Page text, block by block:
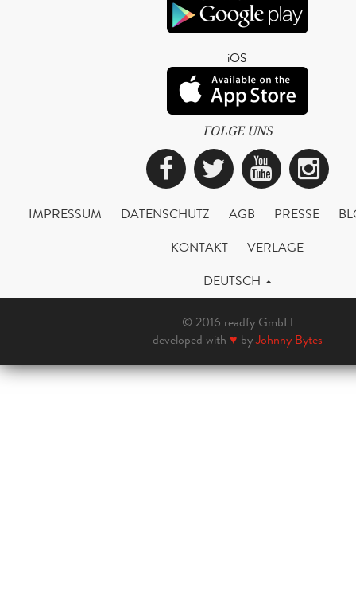
iOS
FOLGE UNS
Facebook
Twitter
IMPRESSUM DATENSCHUTZ AGB PRESSE
KONTAKT
VERLAGE
DEUTSCH
© 2016 readfy GmbH
developed with ♥ byJohnny Bytes